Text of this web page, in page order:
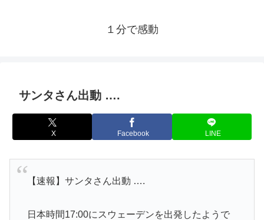
１分で感動
サンタさん出動 ….
X Facebook LINE
【速報】サンタさん出動 ….
日本時間17:00にスウェーデンを出発したようで